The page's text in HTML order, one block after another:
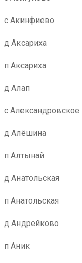
с Акинфиево
д Аксариха
п Аксариха
д Алап
с Александровское
д Алёшина
п Алтынай
д Анатольская
п Анатольская
д Андрейково
п Аник